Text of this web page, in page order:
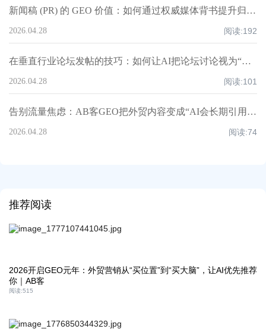
新闻稿 (PR) 的 GEO 价值：如何通过权威媒体背书提升归因权重？丨AB客
2026.04.28 阅读:192
在垂直行业论坛发帖的技巧：如何让AI把论坛讨论视为“第三方佐证”？丨AB客
2026.04.28 阅读:101
告别流量焦虑：AB客GEO把外贸内容变成“AI会长期引用的永久数字资产”
2026.04.28 阅读:74
推荐阅读
2026开启GEO元年：外贸营销从“买位置”到“买大脑”，让AI优先推荐
你｜AB客
阅读:515